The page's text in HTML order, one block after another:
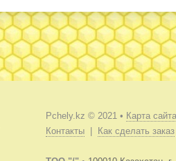
Pchely.kz © 2021 • Карта сайта
Контакты
Как сделать заказ